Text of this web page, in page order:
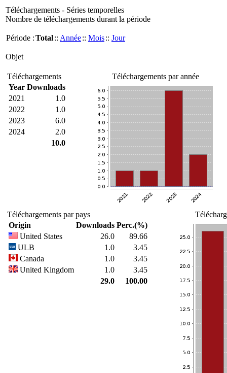
Téléchargements - Séries temporelles
Nombre de téléchargements durant la période
Période :Total:: Année:: Mois:: Jour
Objet
Téléchargements
Year Downloads
2021
1.0
2022
1.0
2023
6.0
2024
2.0
10.0
Téléchargements par année
Téléchargements par pays
Origin
Downloads Perc.(%)
United States
26.0
89.66
ULB
1.0
3.45
Canada
1.0
3.45
United Kingdom
1.0
3.45
29.0
100.00